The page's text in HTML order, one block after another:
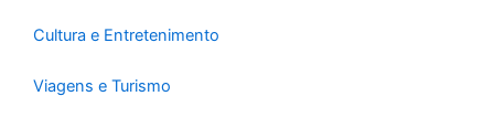
Cultura e Entretenimento
Viagens e Turismo